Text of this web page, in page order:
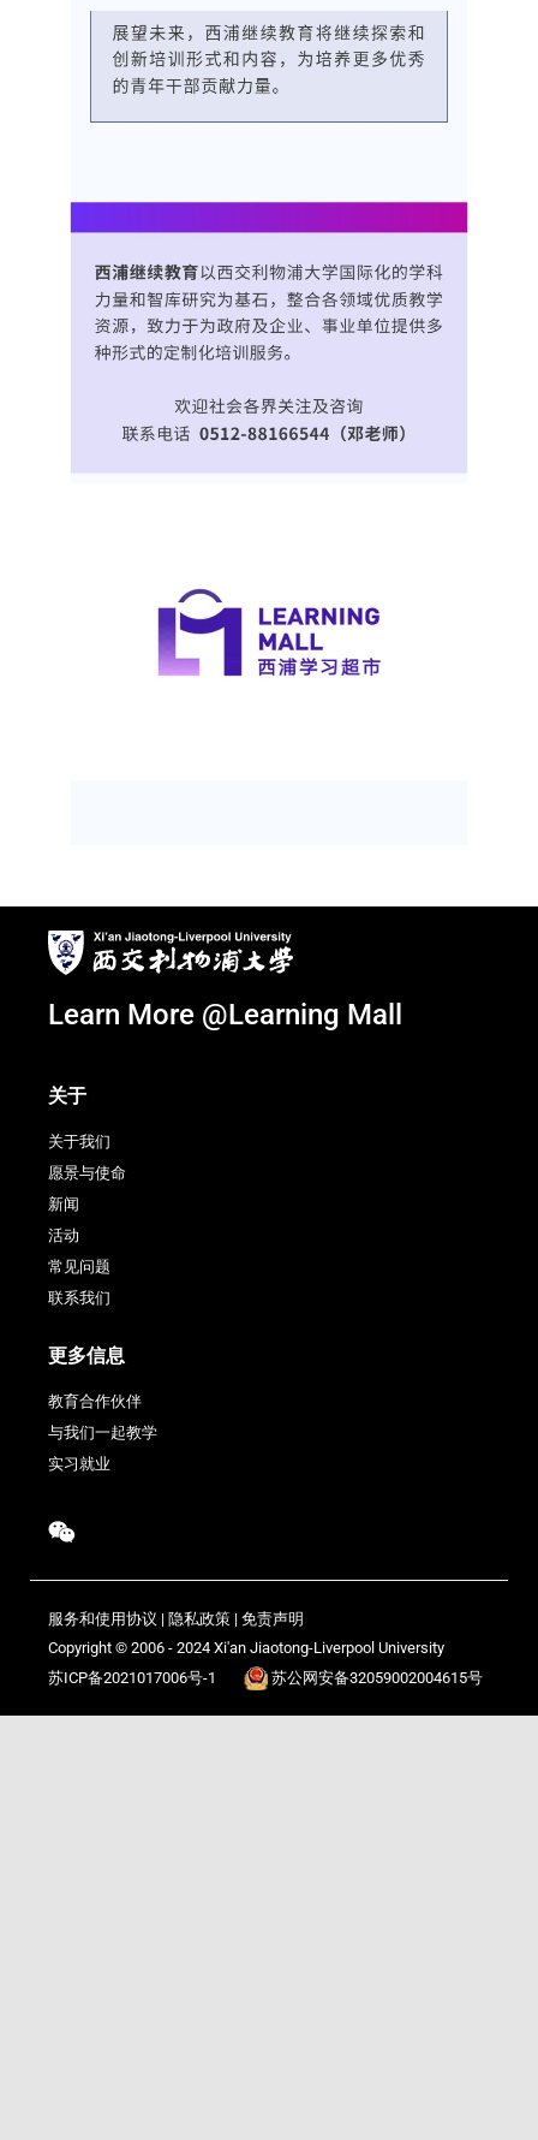
Learn More @Learning Mall
关于
关于我们
愿景与使命
新闻
活动
常见问题
联系我们
更多信息
教育合作伙伴
与我们一起教学
实习就业
服务和使用协议 | 隐私政策 | 免责声明
Copyright © 2006 - 2024 Xi'an Jiaotong-Liverpool University
苏ICP备2021017006号-1
苏公网安备32059002004615号